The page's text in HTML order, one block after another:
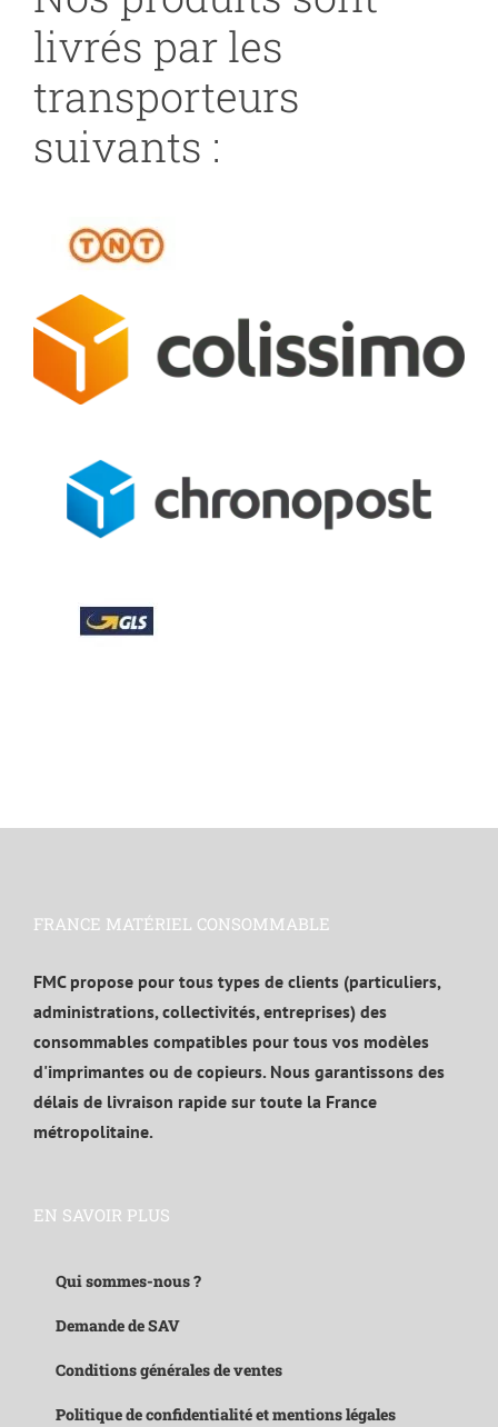
livrés par les
transporteurs
suivants :
FRANCE MATÉRIEL CONSOMMABLE
FMC propose pour tous types de clients (particuliers,
administrations, collectivités, entreprises) des
consommables compatibles pour tous vos modèles
d'imprimantes ou de copieurs. Nous garantissons des
délais de livraison rapide sur toute la France
métropolitaine.
EN SAVOIR PLUS
Qui sommes-nous ?
Demande de SAV
Conditions générales de ventes
Politique de confidentialité et mentions légales